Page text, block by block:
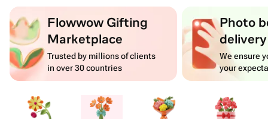
Flowwow Gifting
Marketplace
Trusted by millions of clients
in over 30 countries
Photo
delivery
We ensure
your